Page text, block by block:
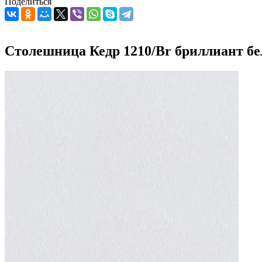
Столешница Кедр 1210/Br бриллиант